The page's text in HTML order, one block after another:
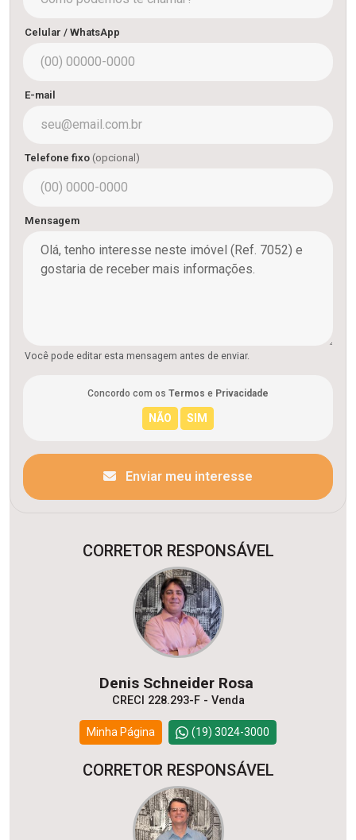
Celular / WhatsApp
E-mail
Telefone fixo (opcional)
Mensagem
Você pode editar esta mensagem antes de enviar.
Concordo com os Termos e Privacidade
Enviar meu interesse
CORRETOR RESPONSÁVEL
Denis Schneider Rosa
CRECI 228.293-F - Venda
Minha Página (19) 3024-3000
CORRETOR RESPONSÁVEL